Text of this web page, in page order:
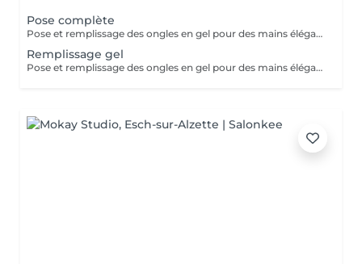
Pose complète
Pose et remplissage des ongles en gel pour des mains élégantes et durables. La French et le Babyboomer entraînent un supplément de 7 €. Pour toute décoration (brillants, dessins, motifs), à partir de la deuxième ongle décoré, un coût supplémentaire de 3 € sera appliqué.
Remplissage gel
Pose et remplissage des ongles en gel pour des mains élégantes et durables. La French et le Babyboomer entraînent un supplément de 7 €. Pour toute décoration (brillants, dessins, motifs), à partir de la deuxième ongle décoré, un coût supplémentaire de 3 € sera appliqué.